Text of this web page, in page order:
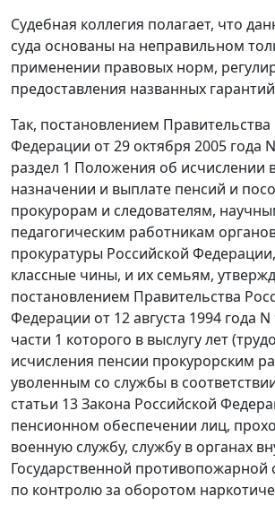
Судебная коллегия полагает, что
суда основаны на неправильном
применении правовых норм,
предоставления названных
Так, постановлением
Федерации от 29 октября 2005 года
раздел 1 Положения об исчислении
назначении и выплате пенсий и
прокурорам и следователям,
педагогическим работникам
прокуратуры Российской
классные чины, и их семьям,
постановлением Правительства
Федерации от 12 августа 1994 года N
части 1 которого в выслугу лет
исчисления пенсии прокурорским
уволенным со службы в
статьи 13Закона Российской
пенсионном обеспечении лиц,
военную службу, службу в органах
Государственной противопожарной
по контролю за оборотом